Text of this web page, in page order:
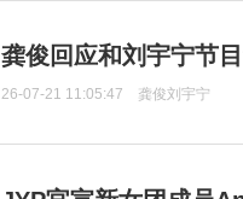
龚俊回应和刘宇宁节
26-07-21 11:05:47 龚俊刘宇宁